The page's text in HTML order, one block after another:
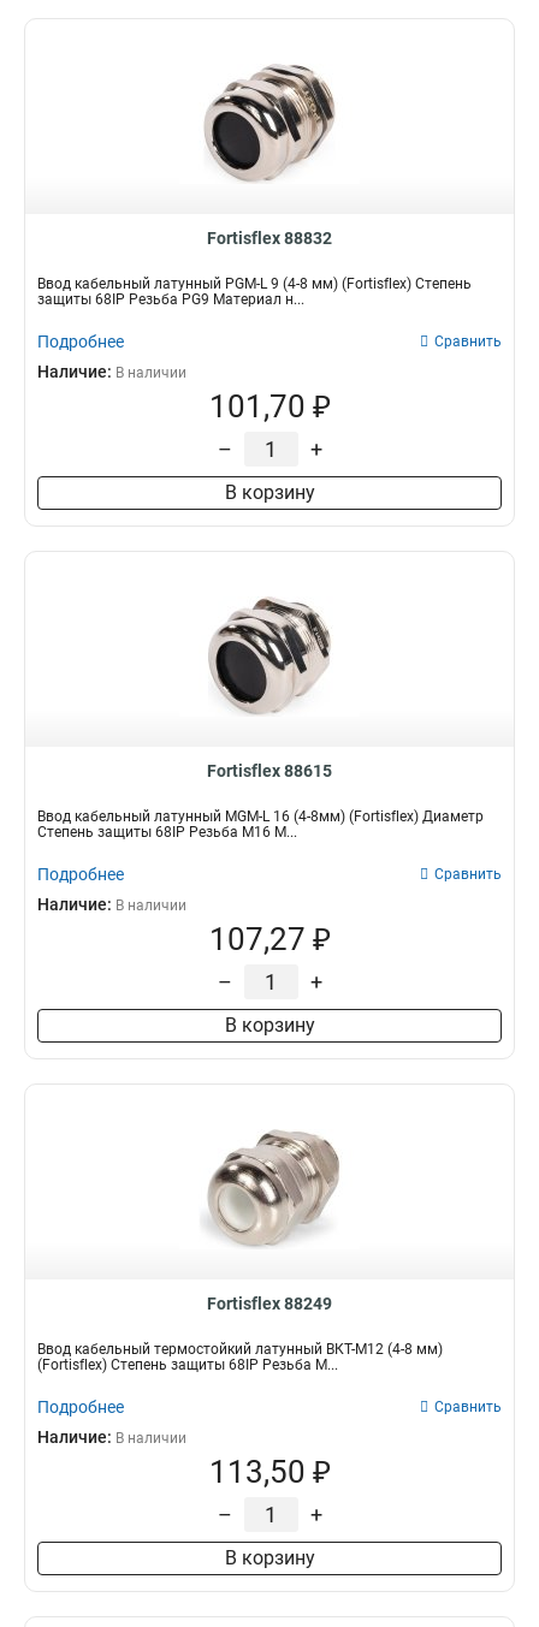
Fortisflex 88832
Ввод кабельный латунный PGM-L 9 (4-8 мм) (Fortisflex) Степень
защиты 68IP Резьба PG9 Материал н...
Подробнее Сравнить
Наличие: В наличии
101,70 ₽
– +
В корзину
Fortisflex 88615
Ввод кабельный латунный МGM-L 16 (4-8мм) (Fortisflex) Диаметр
Степень защиты 68IP Резьба M16 М...
Подробнее Сравнить
Наличие: В наличии
107,27 ₽
– +
В корзину
Fortisflex 88249
Ввод кабельный термостойкий латунный ВКТ-М12 (4-8 мм)
(Fortisflex) Степень защиты 68IP Резьба M...
Подробнее Сравнить
Наличие: В наличии
113,50 ₽
– +
В корзину